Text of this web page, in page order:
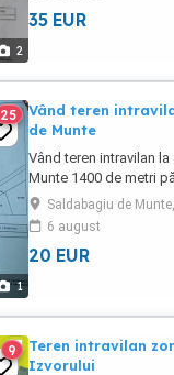
2
35 EUR
1
25
Vând teren
de Munte
Vând teren intravilan
Munte 1400 de metri
curentul în apropiere.
Saldabagiu de
6 august
20 EUR
9
Teren intravilan
Izvorului